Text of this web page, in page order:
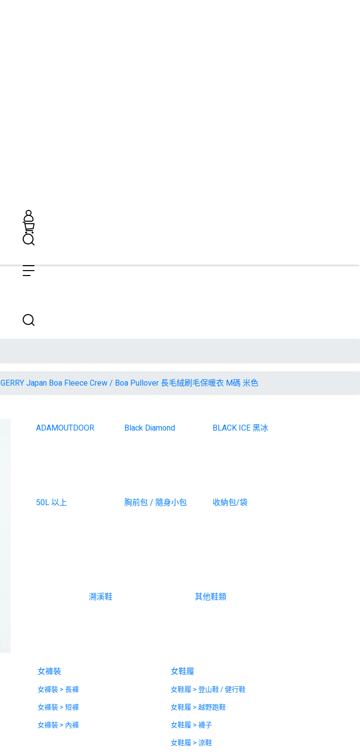
ADAMOUTDOOR Black Diamond BLACK ICE 黑冰
50L 以上 胸前包 / 隨身小包 收納包/袋
溯溪鞋 其他鞋類
女褲裝
女褲裝 > 長褲
女褲裝 > 短褲
女褲裝 > 內褲
女鞋履
女鞋履 > 登山鞋 / 健行鞋
女鞋履 > 越野跑鞋
女鞋履 > 襪子
女鞋履 > 涼鞋
GERRY Japan Boa Fleece Crew / Boa Pullover 長毛絨刷毛保暖衣 M碼 米色